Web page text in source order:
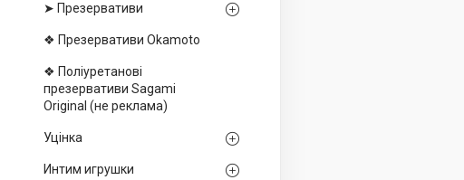
➤ Презервативи
❖ Презервативи Okamoto
❖ Поліуретанові
презервативи Sagami
Оriginal (не реклама)
Уцінка
Интим игрушки